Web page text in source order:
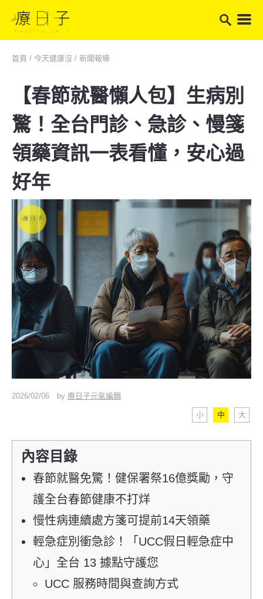
首頁 / 今天健康沒 / 新聞報導
【春節就醫懶人包】生病別
驚！全台門診、急診、慢箋
領藥資訊一表看懂，安心過
好年
2026/02/06 by 療日子元氣編輯
小 中 大
內容目錄
春節就醫免驚！健保署祭16億獎勵，守
護全台春節健康不打烊
慢性病連續處方箋可提前14天領藥
輕急症別衝急診！「UCC假日輕急症中
心」全台 13 據點守護您
UCC 服務時間與查詢方式